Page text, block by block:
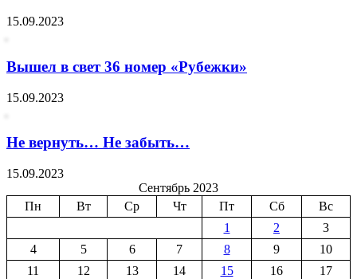
15.09.2023
Вышел в свет 36 номер «Рубежки»
15.09.2023
Не вернуть… Не забыть…
15.09.2023
Сентябрь 2023
Пн
Вт Ср Чт Пт Сб
Вс
1
2
3
4
5 6 7 8 9
10
11
12 13 14 15 16
17